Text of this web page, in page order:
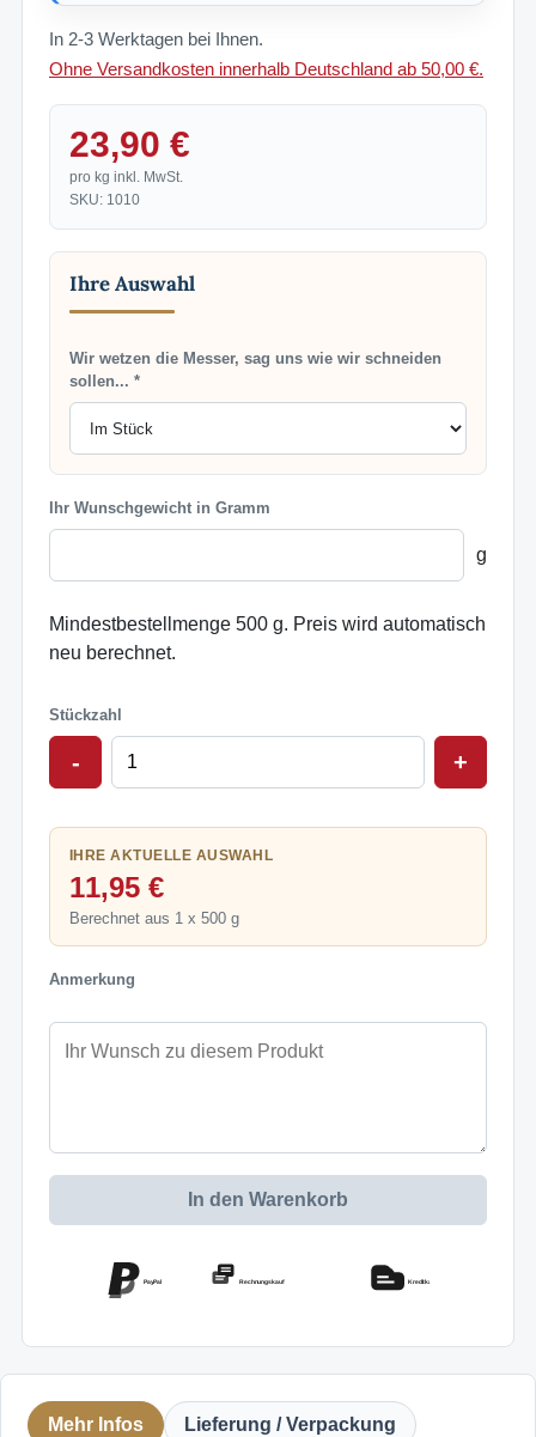
In 2-3 Werktagen bei Ihnen.
Ohne Versandkosten innerhalb Deutschland ab 50,00 €.
23,90 €
pro kg inkl. MwSt.
SKU: 1010
Ihre Auswahl
Wir wetzen die Messer, sag uns wie wir schneiden
sollen... *
Ihr Wunschgewicht in Gramm
g
Mindestbestellmenge 500 g. Preis wird automatisch
neu berechnet.
Stückzahl
- +
IHRE AKTUELLE AUSWAHL
11,95 €
Berechnet aus 1 x 500 g
Anmerkung
In den Warenkorb
PayPal Rechnungskauf Kreditkarte
Mehr Infos Lieferung / Verpackung